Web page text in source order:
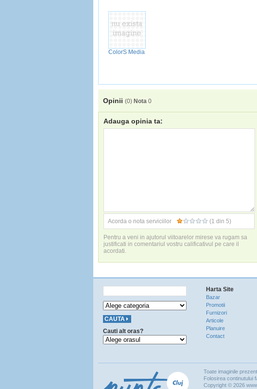
ColorS Media
Opinii (0) Nota 0
Adauga opinia ta:
Acorda o nota serviciilor (1 din 5)
Pentru a veni in ajutorul viitoarelor mirese va rugam sa
justificati in comentariul vostru calificativul pe care il
acordati.
Cauti alt oras?
Harta Site
Bazar
Promotii
Furnizori
Articole
Planuire
Contact
Toate imaginile
Folosirea continutului
Copyright © 2026